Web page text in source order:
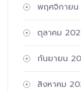
พฤศจิกายน
ตุลาคม
กันยายน
สิงหาคม